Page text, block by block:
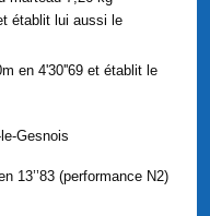
établit lui aussi le
en 4'30''69 et établit le
Gesnois
13’’83 (performance N2)